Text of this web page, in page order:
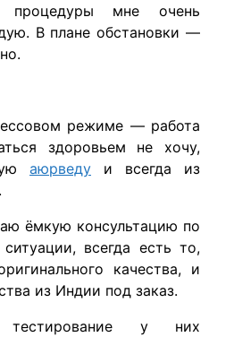
процедуры мне очень
В плане обстановки —
режиме — работа
здоровьем не хочу,
аюрведу и всегда из
ёмкую консультацию по
всегда есть то,
качества, и
из Индии под заказ.
тестирование у них